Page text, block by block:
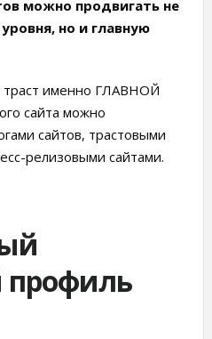
можно продвигать не
но и главную
траст именно ГЛАВНОЙ
сайта можно
сайтов, трастовыми
релизовыми сайтами.